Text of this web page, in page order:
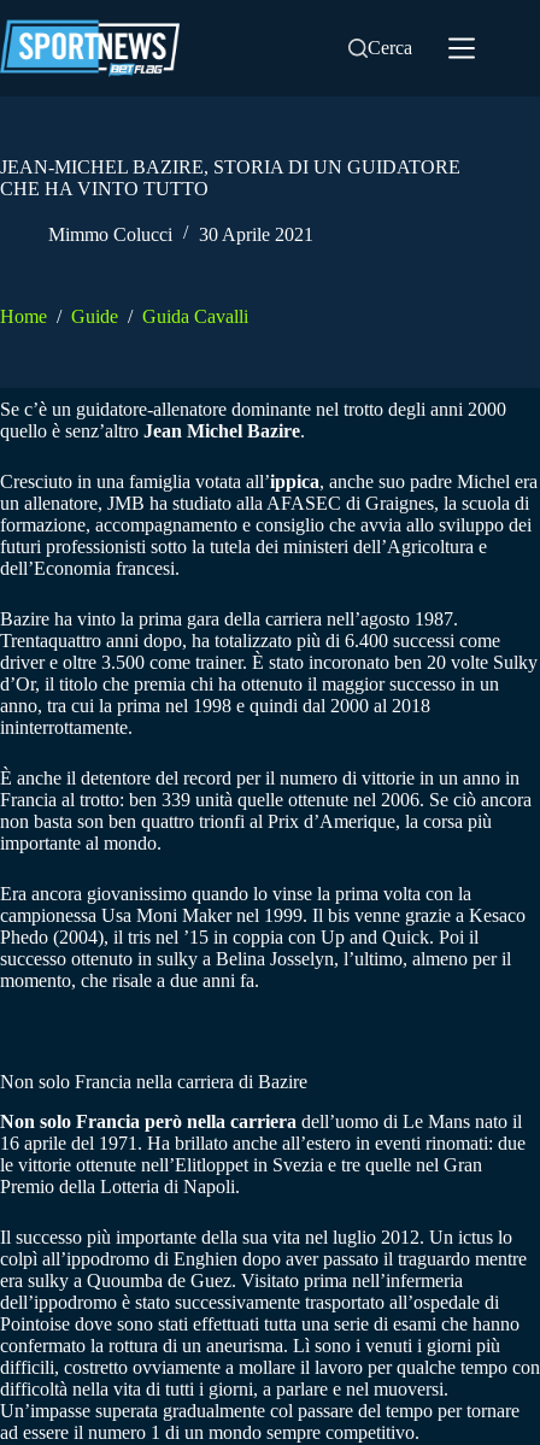
al
contenuto
Cerca
JEAN-MICHEL BAZIRE, STORIA DI UN GUIDATORE
CHE HA VINTO TUTTO
Mimmo Colucci 30 Aprile 2021
Home / Guide / Guida Cavalli
Se c’è un guidatore-allenatore dominante nel trotto degli anni 2000
quello è senz’altro Jean Michel Bazire.
Cresciuto in una famiglia votata all’ippica, anche suo padre Michel era
un allenatore, JMB ha studiato alla AFASEC di Graignes, la scuola di
formazione, accompagnamento e consiglio che avvia allo sviluppo dei
futuri professionisti sotto la tutela dei ministeri dell’Agricoltura e
dell’Economia francesi.
Bazire ha vinto la prima gara della carriera nell’agosto 1987.
Trentaquattro anni dopo, ha totalizzato più di 6.400 successi come
driver e oltre 3.500 come trainer. È stato incoronato ben 20 volte Sulky
d’Or, il titolo che premia chi ha ottenuto il maggior successo in un
anno, tra cui la prima nel 1998 e quindi dal 2000 al 2018
ininterrottamente.
È anche il detentore del record per il numero di vittorie in un anno in
Francia al trotto: ben 339 unità quelle ottenute nel 2006. Se ciò ancora
non basta son ben quattro trionfi al Prix d’Amerique, la corsa più
importante al mondo.
Era ancora giovanissimo quando lo vinse la prima volta con la
campionessa Usa Moni Maker nel 1999. Il bis venne grazie a Kesaco
Phedo (2004), il tris nel ’15 in coppia con Up and Quick. Poi il
successo ottenuto in sulky a Belina Josselyn, l’ultimo, almeno per il
momento, che risale a due anni fa.
Non solo Francia nella carriera di Bazire
Non solo Francia però nella carriera dell’uomo di Le Mans nato il
16 aprile del 1971. Ha brillato anche all’estero in eventi rinomati: due
le vittorie ottenute nell’Elitloppet in Svezia e tre quelle nel Gran
Premio della Lotteria di Napoli.
Il successo più importante della sua vita nel luglio 2012. Un ictus lo
colpì all’ippodromo di Enghien dopo aver passato il traguardo mentre
era sulky a Quoumba de Guez. Visitato prima nell’infermeria
dell’ippodromo è stato successivamente trasportato all’ospedale di
Pointoise dove sono stati effettuati tutta una serie di esami che hanno
confermato la rottura di un aneurisma. Lì sono i venuti i giorni più
difficili, costretto ovviamente a mollare il lavoro per qualche tempo con
difficoltà nella vita di tutti i giorni, a parlare e nel muoversi.
Un’impasse superata gradualmente col passare del tempo per tornare
ad essere il numero 1 di un mondo sempre competitivo.